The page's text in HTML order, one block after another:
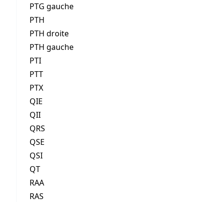
PTG gauche
PTH
PTH droite
PTH gauche
PTI
PTT
PTX
QIE
QII
QRS
QSE
QSI
QT
RAA
RAS